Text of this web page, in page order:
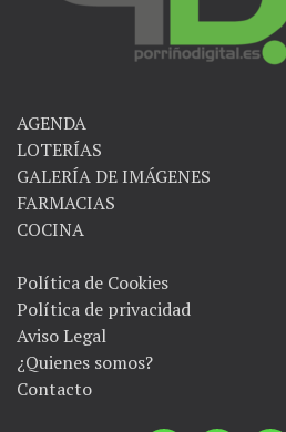
AGENDA
LOTERÍAS
GALERÍA DE IMÁGENES
FARMACIAS
COCINA
Política de Cookies
Política de privacidad
Aviso Legal
¿Quienes somos?
Contacto